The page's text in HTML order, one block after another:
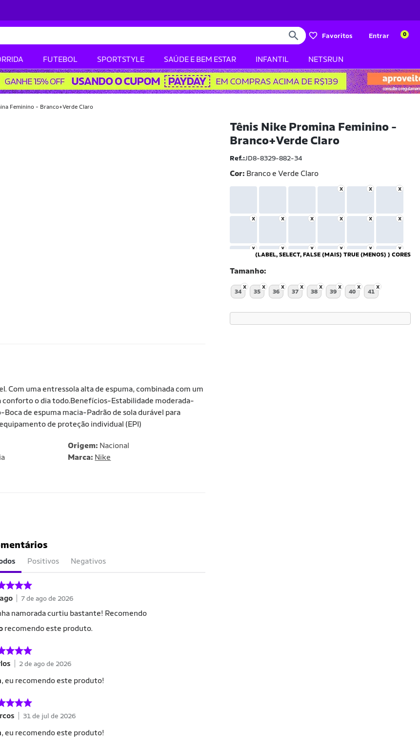
Favoritos Entrar 0
FUTEBOL SPORTSTYLE SAÚDE E BEM ESTAR INFANTIL NETSRUN
Feminino - Branco+Verde Claro
Tênis Nike Promina Feminino -
Branco+Verde Claro
Ref.:JD8-8329-882-34
Cor: Branco e Verde Claro
{LABEL, SELECT, FALSE {MAIS} TRUE {MENOS} } CORES
Tamanho
34 35 36 37 38 39 40 41
Com uma entressola alta de espuma, combinada com um
o dia todo.Benefícios-Estabilidade moderada-
de espuma macia-Padrão de sola durável para
de proteção individual (EPI)
Origem: Nacional
Marca: Nike
Positivos Negativos
7 de ago de 2026
namorada curtiu bastante! Recomendo
recomendo este produto.
2 de ago de 2026
, eu recomendo este produto!
31 de jul de 2026
, eu recomendo este produto!